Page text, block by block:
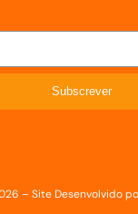
Subscrever
– Site Desenvolvido